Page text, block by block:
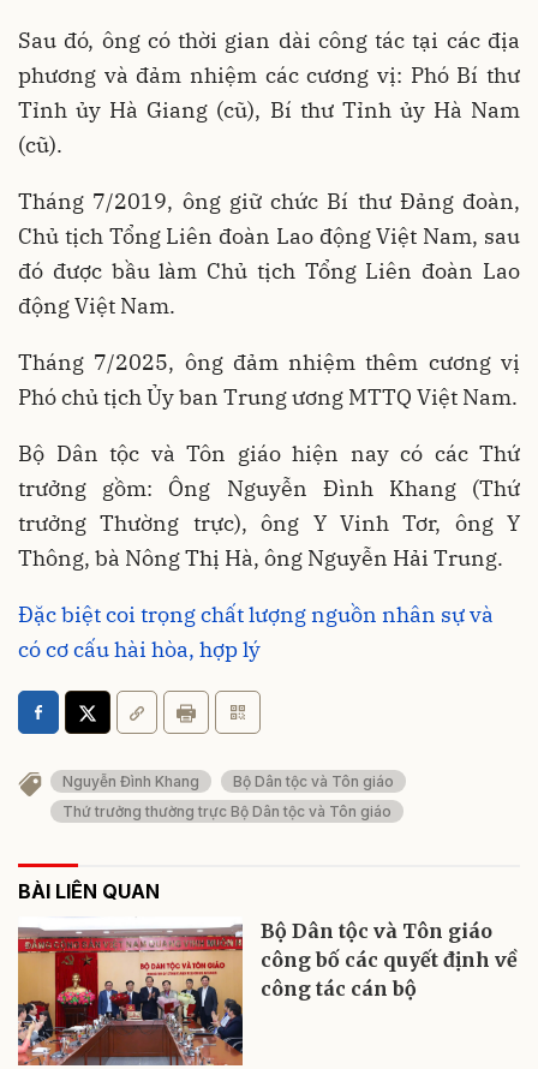
Sau đó, ông có thời gian dài công tác tại các địa
phương và đảm nhiệm các cương vị: Phó Bí thư
Tỉnh ủy Hà Giang (cũ), Bí thư Tỉnh ủy Hà Nam
(cũ).
Tháng 7/2019, ông giữ chức Bí thư Đảng đoàn,
Chủ tịch Tổng Liên đoàn Lao động Việt Nam, sau
đó được bầu làm Chủ tịch Tổng Liên đoàn Lao
động Việt Nam.
Tháng 7/2025, ông đảm nhiệm thêm cương vị
Phó chủ tịch Ủy ban Trung ương MTTQ Việt Nam.
Bộ Dân tộc và Tôn giáo hiện nay có các Thứ
trưởng gồm: Ông Nguyễn Đình Khang (Thứ
trưởng Thường trực), ông Y Vinh Tơr, ông Y
Thông, bà Nông Thị Hà, ông Nguyễn Hải Trung.
Đặc biệt coi trọng chất lượng nguồn nhân sự và
có cơ cấu hài hòa, hợp lý
Nguyễn Đình Khang
Bộ Dân tộc và Tôn giáo
Thứ trưởng thường trực Bộ Dân tộc và Tôn giáo
BÀI LIÊN QUAN
Bộ Dân tộc và Tôn giáo
công bố các quyết định về
công tác cán bộ